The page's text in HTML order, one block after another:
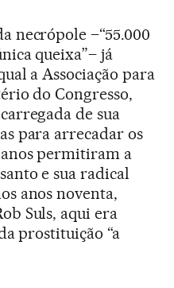
necrópole –“55.000
queixa”– já
a Associação para
do Congresso,
de sua
para arrecadar os
permitiram a
e sua radical
anos noventa,
Suls, aqui era
prostituição “a